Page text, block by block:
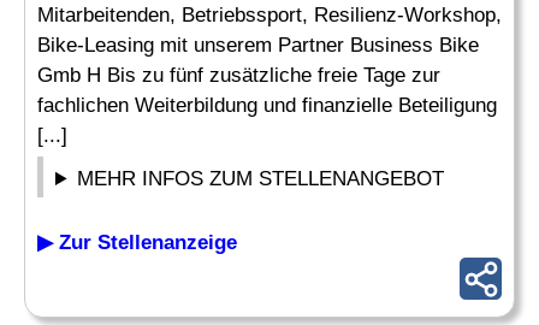
Mitarbeitenden, Betriebssport, Resilienz-Workshop,
Bike-Leasing mit unserem Partner Business Bike
Gmb H Bis zu fünf zusätzliche freie Tage zur
fachlichen Weiterbildung und finanzielle Beteiligung
[...]
MEHR INFOS ZUM STELLENANGEBOT
▶ Zur Stellenanzeige